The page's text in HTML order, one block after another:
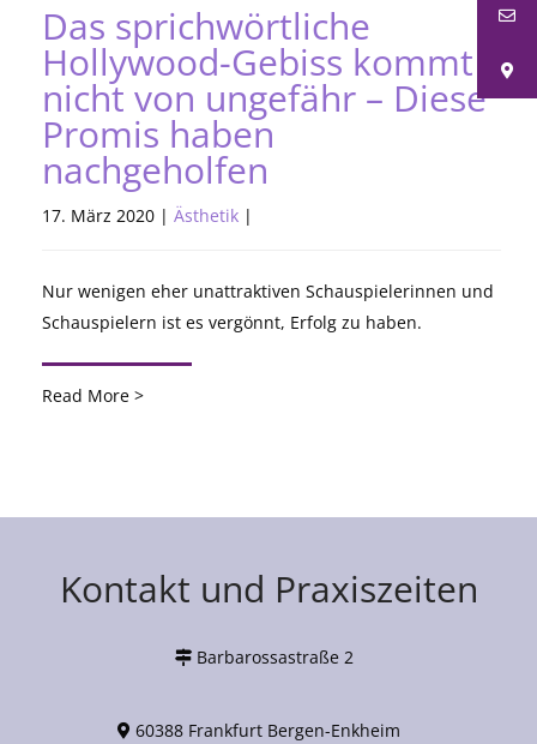
Das sprichwörtliche
Hollywood-Gebiss kommt
nicht von ungefähr – Diese
Promis haben
nachgeholfen
17. März 2020 | Ästhetik |
Nur wenigen eher unattraktiven Schauspielerinnen und
Schauspielern ist es vergönnt, Erfolg zu haben.
Read More >
Kontakt und Praxiszeiten
Barbarossastraße 2
60388 Frankfurt Bergen-Enkheim